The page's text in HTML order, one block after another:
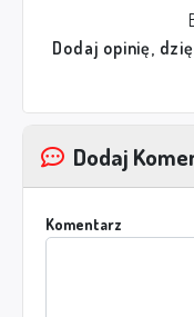
Dodaj opinię,
Dodaj
Komentarz